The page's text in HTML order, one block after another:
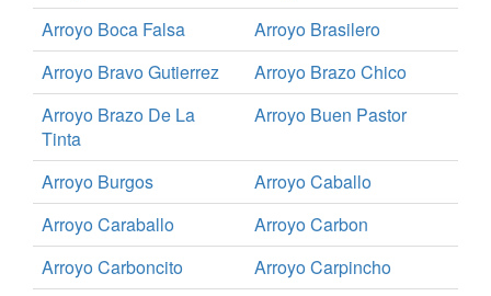
Arroyo Boca Falsa
Arroyo Brasilero
Arroyo Bravo Gutierrez
Arroyo Brazo Chico
Arroyo Brazo De La
Tinta
Arroyo Buen Pastor
Arroyo Burgos
Arroyo Caballo
Arroyo Caraballo
Arroyo Carbon
Arroyo Carboncito
Arroyo Carpincho